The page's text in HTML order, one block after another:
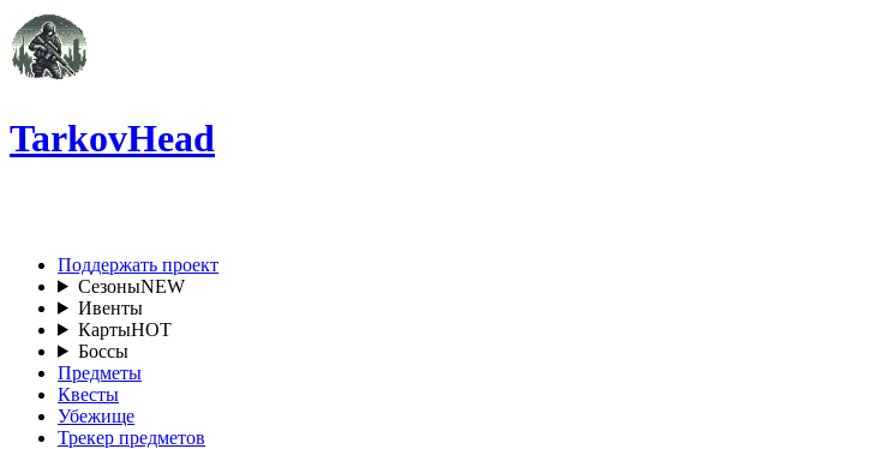
TarkovHead
Поддержать проект
СезоныNEW
Ивенты
КартыHOT
Боссы
Предметы
Квесты
Убежище
Трекер предметов